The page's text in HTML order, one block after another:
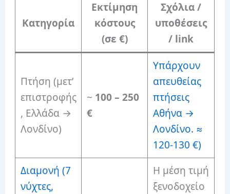
Κατηγορία
Εκτίμηση
κόστους
(σε €)
Σχόλια /
υποθέσεις
/ link
Πτήση (μετ’
επιστροφής
, Ελλάδα →
Λονδίνο)
~ 100 – 250
€
Υπάρχουν
απευθείας
πτήσεις
Αθήνα →
Λονδίνο. ≈
120-130 €)
Διαμονή (7
νύχτες,
Η μέση τιμή
ξενοδοχείο